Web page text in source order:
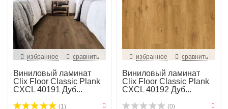
избранное сравнить
Виниловый ламинат
Clix Floor Classic Plank
CXCL 40191 Дуб...
(1)
избранное сравнить
Виниловый ламинат
Clix Floor Classic Plank
CXCL 40192 Дуб...
(0)